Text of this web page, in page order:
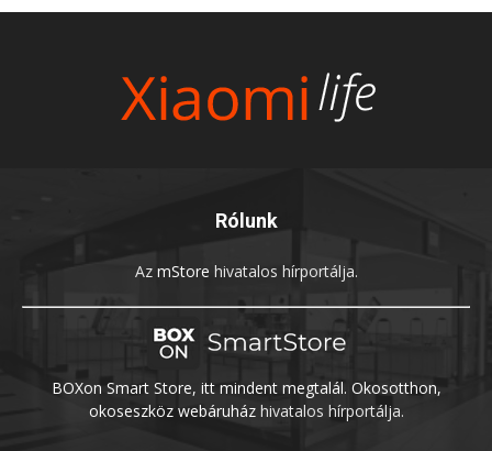
Rólunk
Az mStore hivatalos hírportálja.
BOXon Smart Store, itt mindent megtalál. Okosotthon,
okoseszköz webáruházhivatalos hírportálja.